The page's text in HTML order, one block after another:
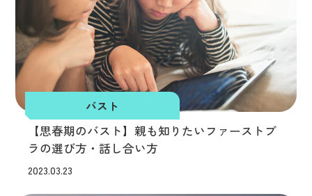
バスト
【思春期のバスト】親も知りたいファーストブ
ラの選び方・話し合い方
2023.03.23